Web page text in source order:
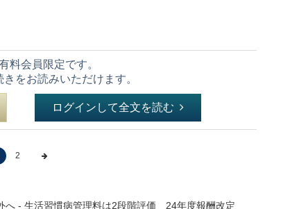
料会員限定です。
をお読みいただけます。
ログインして全文を読む
2
へ - 生活習慣病管理料は2段階評価 24年度報酬改定